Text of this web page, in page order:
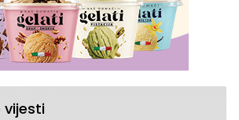
vijesti